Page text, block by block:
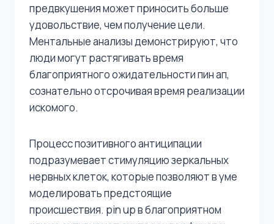
предвкушения может приносить больше
удовольствие, чем получение цели.
Ментальные анализы демонстрируют, что
люди могут растягивать время
благоприятного ожидательности пин ап,
сознательно отсрочивая время реализации
искомого.
Процесс позитивного антиципации
подразумевает стимуляцию зеркальных
нервных клеток, которые позволяют в уме
моделировать предстоящие
происшествия. pin up в благоприятном